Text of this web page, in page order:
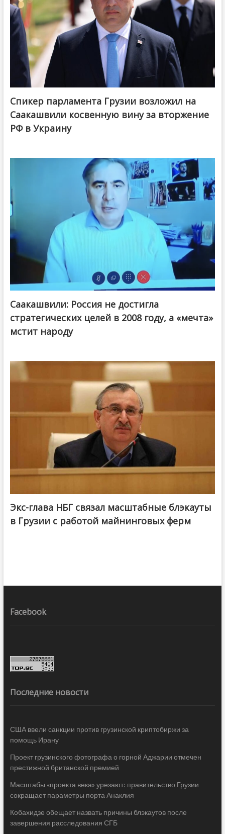
Спикер парламента Грузии возложил на
Саакашвили косвенную вину за вторжение
РФ в Украину
Саакашвили: Россия не достигла
стратегических целей в 2008 году, а «мечта»
мстит народу
Экс-глава НБГ связал масштабные блэкауты
в Грузии с работой майнинговых ферм
Facebook
Последние новости
США ввели санкции против грузинской криптобиржи за
помощь Ирану
Проект грузинского фотографа о горной Аджарии отмечен
престижной британской премией
Масштабы «проекта века» урезают: правительство Грузии
сокращает параметры порта Анаклия
Кобахидзе обещает назвать причины блэкаутов после
завершения расследования СГБ